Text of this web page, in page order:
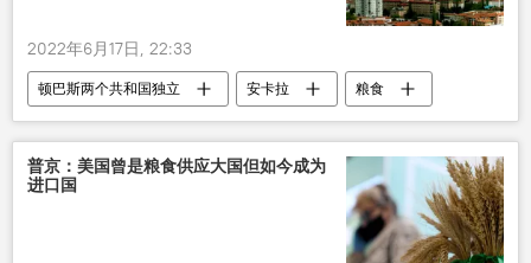
2022年6月17日, 22:33
顿巴斯两个共和国独立 安卡拉
粮食
俄罗斯
普京：美国曾是粮食供应大国但如今成为
进口国